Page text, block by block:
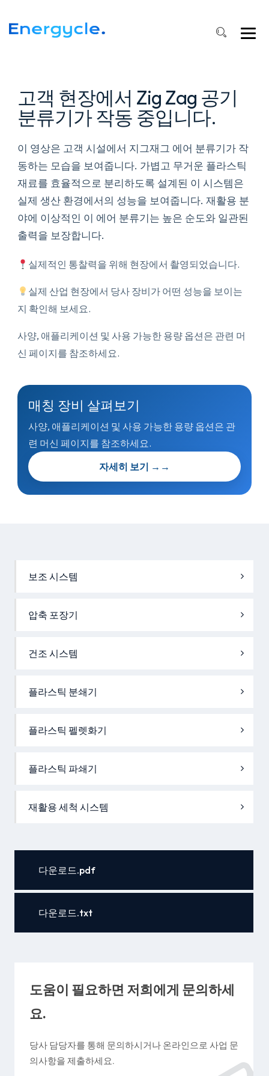
Zig
Zag
고객 현장에서 Zig Zag 공기
분류기가 작동 중입니다.
이 영상은 고객 시설에서 지그재그 에어 분류기가 작
동하는 모습을 보여줍니다. 가볍고 무거운 플라스틱
재료를 효율적으로 분리하도록 설계된 이 시스템은
실제 생산 환경에서의 성능을 보여줍니다. 재활용 분
야에 이상적인 이 에어 분류기는 높은 순도와 일관된
출력을 보장합니다.
실제적인 통찰력을 위해 현장에서 촬영되었습니다.
실제 산업 현장에서 당사 장비가 어떤 성능을 보이는
지 확인해 보세요.
사양, 애플리케이션 및 사용 가능한 용량 옵션은 관련 머
신 페이지를 참조하세요.
매칭 장비 살펴보기
사양, 애플리케이션 및 사용 가능한 용량 옵션은 관
련 머신 페이지를 참조하세요.
자세히 보기 → →
보조 시스템
압축 포장기
건조 시스템
플라스틱 분쇄기
플라스틱 펠렛화기
플라스틱 파쇄기
재활용 세척 시스템
다운로드.pdf
다운로드.txt
도움이 필요하면 저희에게 문의하세
요.
당사 담당자를 통해 문의하시거나 온라인으로 사업 문
의사항을 제출하세요.